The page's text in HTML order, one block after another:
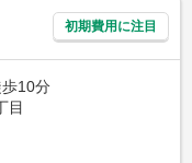
初期費用に注目
10分
目